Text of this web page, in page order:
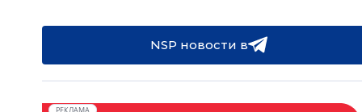
NSP новости в